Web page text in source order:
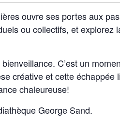
ouvre ses portes aux
ou collectifs, et explorez
C’est un
créative et cette échappée
chaleureuse!
George Sand.